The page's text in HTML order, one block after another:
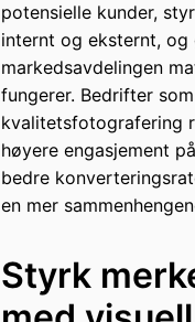
potensielle kunder,
internt og eksternt, og
markedsavdelingen
fungerer. Bedrifter
kvalitetsfotografering
høyere engasjement
bedre
en mer
Styrk